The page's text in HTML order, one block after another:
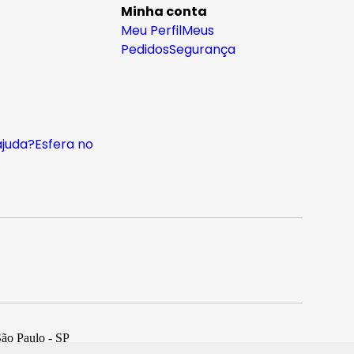
Minha conta
Meu PerfilMeus
PedidosSegurança
Esfera no
Paulo - SP